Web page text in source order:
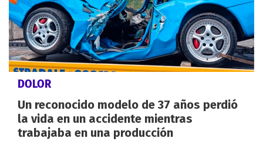
DOLOR
Un reconocido modelo de 37 años perdió
la vida en un accidente mientras
trabajaba en una producción